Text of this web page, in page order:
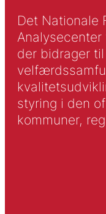
Det Nationale
der bidrager
styring i den
kommuner,